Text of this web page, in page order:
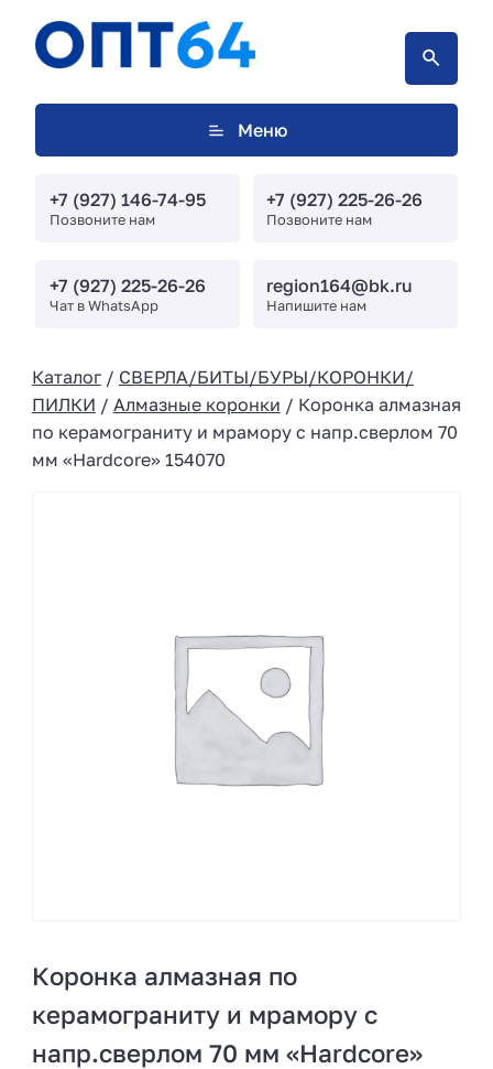
Меню
+7 (927) 146-74-95
Позвоните нам
+7 (927) 225-26-26
Позвоните нам
+7 (927) 225-26-26
Чат в WhatsApp
region164@bk.ru
Напишите нам
Каталог/ СВЕРЛА/БИТЫ/БУРЫ/КОРОНКИ/
ПИЛКИ / Алмазные коронки / Коронка алмазная
по керамограниту и мрамору с напр.сверлом 70
мм «Hardcore» 154070
Коронка алмазная по
керамограниту и мрамору с
напр.сверлом 70 мм «Hardcore»